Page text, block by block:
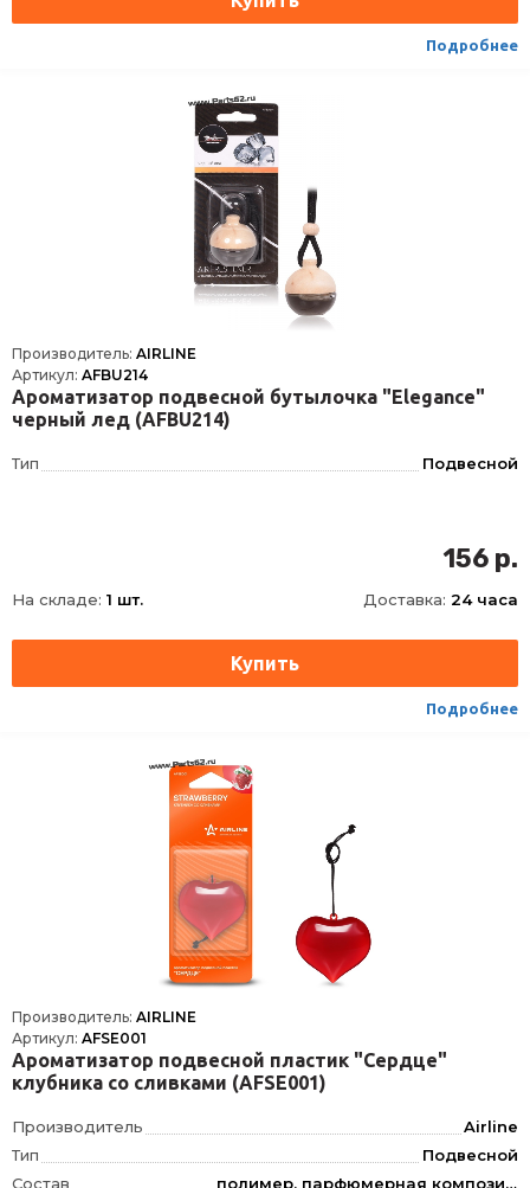
Подробнее
Производитель: AIRLINE
Артикул: AFBU214
Ароматизатор подвесной бутылочка "Elegance"
черный лед (AFBU214)
Тип Подвесной
156 р.
На складе: 1 шт. Доставка: 24 часа
Подробнее
Производитель: AIRLINE
Артикул: AFSE001
Ароматизатор подвесной пластик "Сердце"
клубника со сливками (AFSE001)
Производитель
Airline
Тип
Подвесной
Состав
полимер, парфюмерная композиция